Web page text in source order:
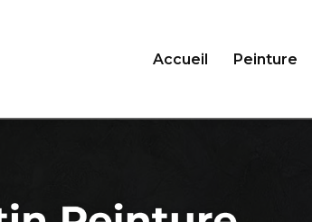
Accueil Peinture